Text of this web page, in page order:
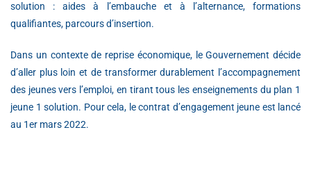
solution : aides à l’embauche et à l’alternance, formations
qualifiantes, parcours d’insertion.
Dans un contexte de reprise économique, le Gouvernement décide
d’aller plus loin et de transformer durablement l’accompagnement
des jeunes vers l’emploi, en tirant tous les enseignements du plan 1
jeune 1 solution. Pour cela, le contrat d’engagement jeune est lancé
au 1er mars 2022.